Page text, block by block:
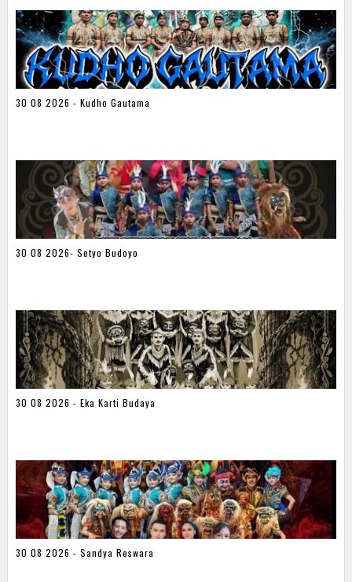
30 08 2026 - Kudho Gautama
30 08 2026- Setyo Budoyo
30 08 2026 - Eka Karti Budaya
30 08 2026 - Sandya Reswara